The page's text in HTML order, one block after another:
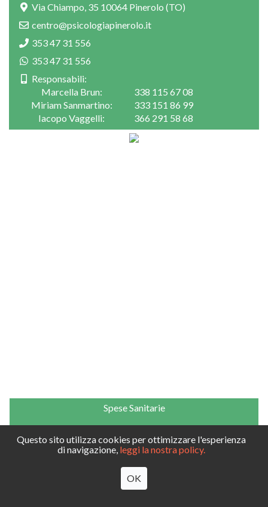
Via Chiampo, 35 10064 Pinerolo (TO)
centro@psicologiapinerolo.it
353 47 31 556
353 47 31 556
Responsabili:
Marcella Brun:
338 115 67 08
Miriam Sanmartino:
333 151 86 99
Iacopo Vaggelli:
366 291 58 68
Spese Sanitarie
Scrivici
Privacy & Terms
© 2019 CentroLogos
Questo sito utilizza cookies per ottimizzare l'esperienza
di navigazione, leggi la nostra policy.
OK